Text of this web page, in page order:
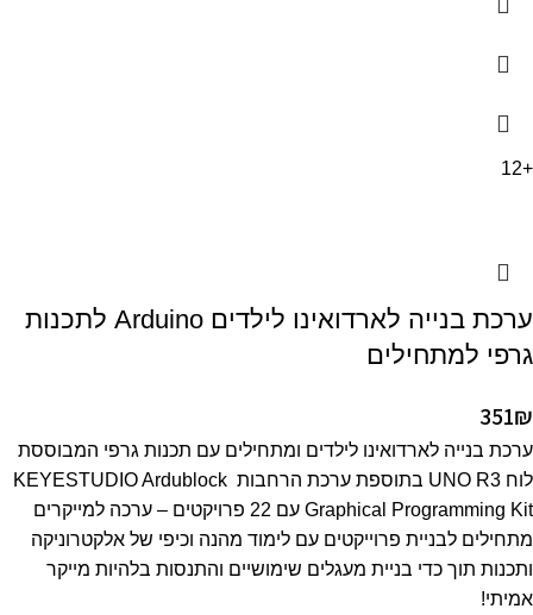
+12
ערכת בנייה לארדואינו לילדים Arduino לתכנות
גרפי למתחילים
351₪
ערכת בנייה לארדואינו לילדים ומתחילים עם תכנות גרפי המבוססת
לוח UNO R3 בתוספת ערכת הרחבות KEYESTUDIO Ardublock
Graphical Programming Kit עם 22 פרויקטים – ערכה למייקרים
מתחילים לבניית פרוייקטים עם לימוד מהנה וכיפי של אלקטרוניקה
ותכנות תוך כדי בניית מעגלים שימושיים והתנסות בלהיות מייקר
אמיתי!